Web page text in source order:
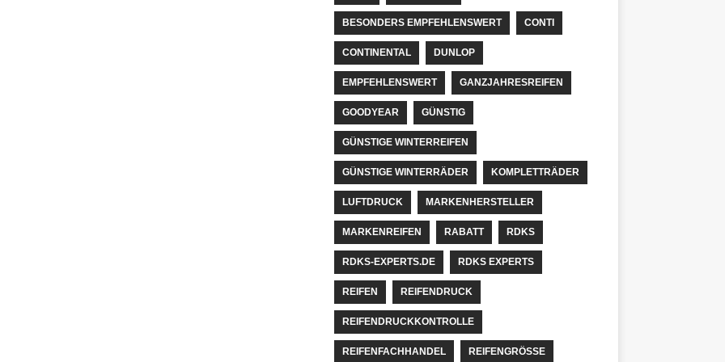
BESONDERS EMPFEHLENSWERT CONTI
CONTINENTAL DUNLOP
EMPFEHLENSWERT GANZJAHRESREIFEN
GOODYEAR GÜNSTIG
GÜNSTIGE WINTERREIFEN
GÜNSTIGE WINTERRÄDER KOMPLETTRÄDER
LUFTDRUCK MARKENHERSTELLER
MARKENREIFEN RABATT RDKS
RDKS-EXPERTS.DE RDKS EXPERTS
REIFEN REIFENDRUCK
REIFENDRUCKKONTROLLE
REIFENFACHHANDEL REIFENGRÖSSE